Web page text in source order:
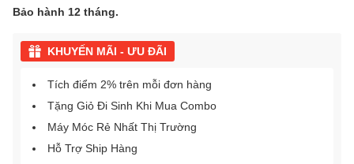
Bảo hành 12 tháng.
KHUYẾN MÃI - ƯU ĐÃI
Tích điểm 2% trên mỗi đơn hàng
Tặng Giỏ Đi Sinh Khi Mua Combo
Máy Móc Rẻ Nhất Thị Trường
Hỗ Trợ Ship Hàng